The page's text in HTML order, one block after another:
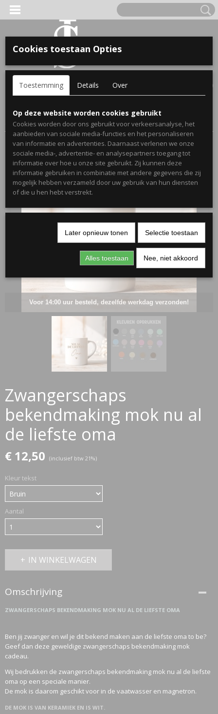
Inloggen Registreren
(0)
Home >Webshop>Bekendmaking zwangerschap mokken
Zwangerschaps bekendmaking mok nu al de liefste oma
Voor 14:00 uur besteld, dezelfde werkdag verzonden!
Zwangerschaps
bekendmaking mok nu al
de liefste oma
€ 12,50 (inclusief btw 21%)
Kleur tekst
Aantal
IN WINKELWAGEN
Omschrijving
ZWANGERSCHAPS BEKENDMAKING MOK NU AL DE LIEFSTE OMA
Ben jij zwanger en wil je dit bekend maken aan de liefste oma to be?
Geef dan deze geweldige zwangerschaps bekendmaking mok
cadeau.
Wij bedrukken de zwangerschaps bekendmaking mok nu al de liefste
oma op een speciale manier.
De mok is daarom geschikt voor in de vaatwasser en magnetron.
DE MOK IS VAN KERAMIEK EN IS WIT.
VOOR KINDEREN
OPA & OMA.
NAAM EN GEBOORTEJAAR
Cookies toestaan Opties
Toestemming Details Over
Op deze website worden cookies gebruikt
Cookies worden door ons gebruikt voor verkeersanalyse, het
aanbieden van sociale media-functies en het personaliseren
van informatie en advertenties. Daarnaast verlenen we onze
sociale media-, advertentie- en analysepartners toegang tot
informatie over hoe u onze site gebruikt. Zij kunnen deze
informatie gebruiken in combinatie met andere gegevens die zij
mogelijk hebben verzameld door uw gebruik van hun diensten
of die u hen hebt verstrekt.
Later opnieuw tonen Selectie toestaan
Alles toestaan Nee, niet akkoord